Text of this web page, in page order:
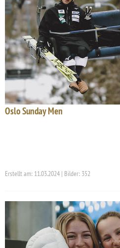
Oslo Sunday Men
Erstellt am: 11.03.2024 | Bilder: 352